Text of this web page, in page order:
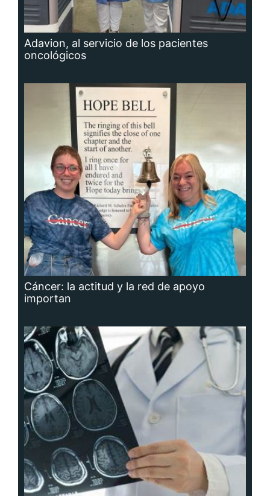
Adavion, al servicio de los pacientes
oncológicos
Cáncer: la actitud y la red de apoyo
importan